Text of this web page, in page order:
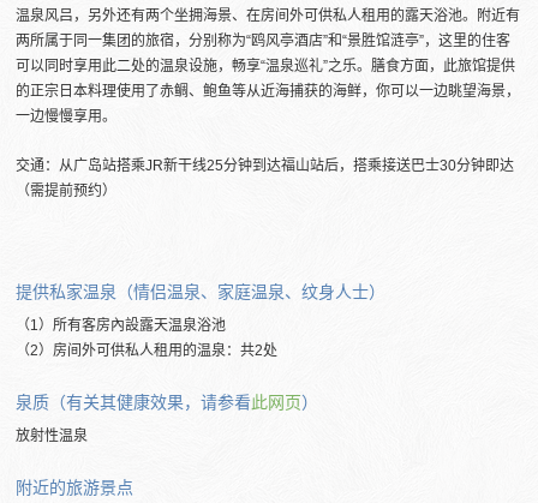
温泉风吕，另外还有两个坐拥海景、在房间外可供私人租用的露天浴池。附近有
两所属于同一集团的旅宿，分别称为“鸥风亭酒店”和“景胜馆涟亭”，这里的住客
可以同时享用此二处的温泉设施，畅享“温泉巡礼”之乐。膳食方面，此旅馆提供
的正宗日本料理使用了赤鲷、鲍鱼等从近海捕获的海鲜，你可以一边眺望海景，
一边慢慢享用。
交通：从广岛站搭乘JR新干线25分钟到达福山站后，搭乘接送巴士30分钟即达
（需提前预约）
提供私家温泉（情侣温泉、家庭温泉、纹身人士）
（1）所有客房內設露天温泉浴池
（2）房间外可供私人租用的温泉：共2处
泉质（有关其健康效果，请参看此网页）
放射性温泉
附近的旅游景点